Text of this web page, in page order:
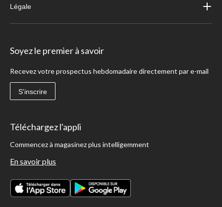
Légale
Soyez le premier à savoir
Recevez votre prospectus hebdomadaire directement par e-mail
S'inscrire
Téléchargez l'appli
Commencez à magasinez plus intelligemment
En savoir plus